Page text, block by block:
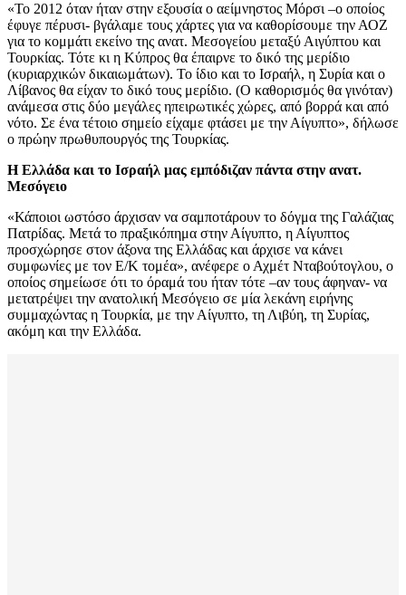
«Το 2012 όταν ήταν στην εξουσία ο αείμνηστος Μόρσι –ο οποίος
έφυγε πέρυσι- βγάλαμε τους χάρτες για να καθορίσουμε την ΑΟΖ
για το κομμάτι εκείνο της ανατ. Μεσογείου μεταξύ Αιγύπτου και
Τουρκίας. Τότε κι η Κύπρος θα έπαιρνε το δικό της μερίδιο
(κυριαρχικών δικαιωμάτων). Το ίδιο και το Ισραήλ, η Συρία και ο
Λίβανος θα είχαν το δικό τους μερίδιο. (Ο καθορισμός θα γινόταν)
ανάμεσα στις δύο μεγάλες ηπειρωτικές χώρες, από βορρά και από
νότο. Σε ένα τέτοιο σημείο είχαμε φτάσει με την Αίγυπτο», δήλωσε
ο πρώην πρωθυπουργός της Τουρκίας.
Η Ελλάδα και το Ισραήλ μας εμπόδιζαν πάντα στην ανατ.
Μεσόγειο
«Κάποιοι ωστόσο άρχισαν να σαμποτάρουν το δόγμα της Γαλάζιας
Πατρίδας. Μετά το πραξικόπημα στην Αίγυπτο, η Αίγυπτος
προσχώρησε στον άξονα της Ελλάδας και άρχισε να κάνει
συμφωνίες με τον Ε/Κ τομέα», ανέφερε ο Αχμέτ Νταβούτογλου, ο
οποίος σημείωσε ότι το όραμά του ήταν τότε –αν τους άφηναν- να
μετατρέψει την ανατολική Μεσόγειο σε μία λεκάνη ειρήνης
συμμαχώντας η Τουρκία, με την Αίγυπτο, τη Λιβύη, τη Συρίας,
ακόμη και την Ελλάδα.